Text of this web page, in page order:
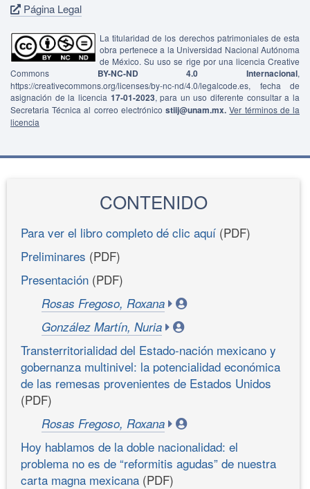
Página Legal
La titularidad de los derechos patrimoniales de esta
obra pertenece a la Universidad Nacional Autónoma
de México. Su uso se rige por una licencia Creative
Commons BY-NC-ND 4.0 Internacional,
https://creativecommons.org/licenses/by-nc-nd/4.0/legalcode.es, fecha de
asignación de la licencia 17-01-2023, para un uso diferente consultar a la
Secretaria Técnica al correo electrónicostiij@unam.mx. Ver términos de la
licencia
CONTENIDO
Para ver el libro completo dé clic aquí (PDF)
Preliminares (PDF)
Presentación (PDF)
Rosas Fregoso, Roxana
González Martín, Nuria
Transterritorialidad del Estado-nación mexicano y
gobernanza multinivel: la potencialidad económica
de las remesas provenientes de Estados Unidos
(PDF)
Rosas Fregoso, Roxana
Hoy hablamos de la doble nacionalidad: el
problema no es de “reformitis agudas” de nuestra
carta magna mexicana (PDF)